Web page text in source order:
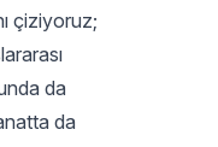
çiziyoruz;
da
da